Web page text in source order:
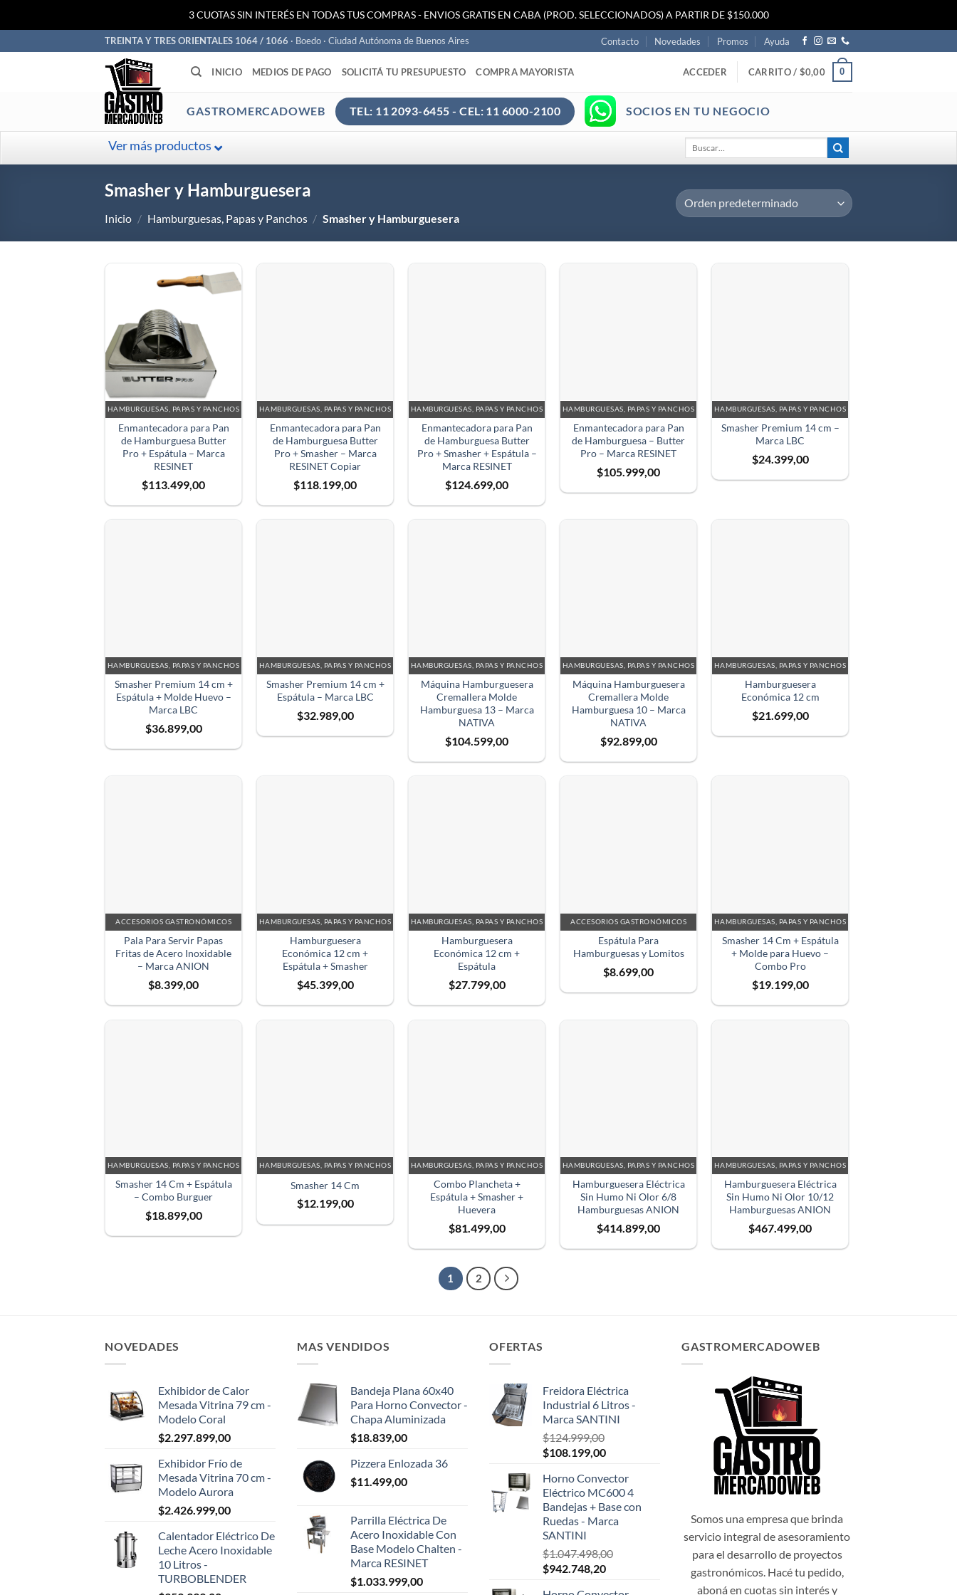
3 CUOTAS SIN INTERÉS EN TODAS TUS COMPRAS - ENVIOS GRATIS EN CABA (PROD. SELECCIONADOS) A PARTIR DE $150.000
al
TREINTA Y TRES ORIENTALES 1064 / 1066 · Boedo · Ciudad Autónoma de Buenos Aires Contacto Novedades Promos Ayuda
INICIO MEDIOS DE PAGO SOLICITÁ TU PRESUPUESTO COMPRA MAYORISTA ACCEDER CARRITO / $0,00 0
GASTROMERCADOWEB TEL: 11 2093-6455 - CEL: 11 6000-2100 SOCIOS EN TU NEGOCIO
Ver más productos
por:
Smasher y Hamburguesera
Inicio / Hamburguesas, Papas y Panchos / Smasher y Hamburguesera
HAMBURGUESAS, PAPAS Y PANCHOS
Enmantecadora para Pan
de Hamburguesa Butter
Pro + Espátula – Marca
RESINET
$113.499,00
HAMBURGUESAS, PAPAS Y PANCHOS
Enmantecadora para Pan
de Hamburguesa Butter
Pro + Smasher – Marca
RESINET Copiar
$118.199,00
HAMBURGUESAS, PAPAS Y PANCHOS
Enmantecadora para Pan
de Hamburguesa Butter
Pro + Smasher + Espátula –
Marca RESINET
$124.699,00
HAMBURGUESAS, PAPAS Y PANCHOS
Enmantecadora para Pan
de Hamburguesa – Butter
Pro – Marca RESINET
$105.999,00
HAMBURGUESAS, PAPAS Y PANCHOS
Smasher Premium 14 cm –
Marca LBC
$24.399,00
HAMBURGUESAS, PAPAS Y PANCHOS
Smasher Premium 14 cm +
Espátula + Molde Huevo –
Marca LBC
$36.899,00
HAMBURGUESAS, PAPAS Y PANCHOS
Smasher Premium 14 cm +
Espátula – Marca LBC
$32.989,00
HAMBURGUESAS, PAPAS Y PANCHOS
Máquina Hamburguesera
Cremallera Molde
Hamburguesa 13 – Marca
NATIVA
$104.599,00
HAMBURGUESAS, PAPAS Y PANCHOS
Máquina Hamburguesera
Cremallera Molde
Hamburguesa 10 – Marca
NATIVA
$92.899,00
HAMBURGUESAS, PAPAS Y PANCHOS
Hamburguesera
Económica 12 cm
$21.699,00
ACCESORIOS GASTRONÓMICOS
Pala Para Servir Papas
Fritas de Acero Inoxidable
– Marca ANION
$8.399,00
HAMBURGUESAS, PAPAS Y PANCHOS
Hamburguesera
Económica 12 cm +
Espátula + Smasher
$45.399,00
HAMBURGUESAS, PAPAS Y PANCHOS
Hamburguesera
Económica 12 cm +
Espátula
$27.799,00
ACCESORIOS GASTRONÓMICOS
Espátula Para
Hamburguesas y Lomitos
$8.699,00
HAMBURGUESAS, PAPAS Y PANCHOS
Smasher 14 Cm + Espátula
+ Molde para Huevo –
Combo Pro
$19.199,00
HAMBURGUESAS, PAPAS Y PANCHOS
Smasher 14 Cm + Espátula
– Combo Burguer
$18.899,00
HAMBURGUESAS, PAPAS Y PANCHOS
Smasher 14 Cm
$12.199,00
HAMBURGUESAS, PAPAS Y PANCHOS
Combo Plancheta +
Espátula + Smasher +
Huevera
$81.499,00
HAMBURGUESAS, PAPAS Y PANCHOS
Hamburguesera Eléctrica
Sin Humo Ni Olor 6/8
Hamburguesas ANION
$414.899,00
HAMBURGUESAS, PAPAS Y PANCHOS
Hamburguesera Eléctrica
Sin Humo Ni Olor 10/12
Hamburguesas ANION
$467.499,00
1 2
NOVEDADES
Exhibidor de Calor
Mesada Vitrina 79 cm -
Modelo Coral
$2.297.899,00
Exhibidor Frío de
Mesada Vitrina 70 cm -
Modelo Aurora
$2.426.999,00
Calentador Eléctrico De
Leche Acero Inoxidable
10 Litros -
TURBOBLENDER
MAS VENDIDOS
Bandeja Plana 60x40
Para Horno Convector -
Chapa Aluminizada
$18.839,00
Pizzera Enlozada 36
$11.499,00
Parrilla Eléctrica De
Acero Inoxidable Con
Base Modelo Chalten -
Marca RESINET
$1.033.999,00
OFERTAS
Freidora Eléctrica
Industrial 6 Litros -
Marca SANTINI
$124.999,00
El
original
era:
$124.999,00.
$108.199,00El
actual
es:
$108.199,00.
Horno Convector
Eléctrico MC600 4
Bandejas + Base con
Ruedas - Marca
SANTINI
$1.047.498,00
El
$942.748,20El
GASTROMERCADOWEB
Somos una empresa que brinda
servicio integral de asesoramiento
para el desarrollo de proyectos
gastronómicos. Hacé tu pedido,
aboná en cuotas sin interés y